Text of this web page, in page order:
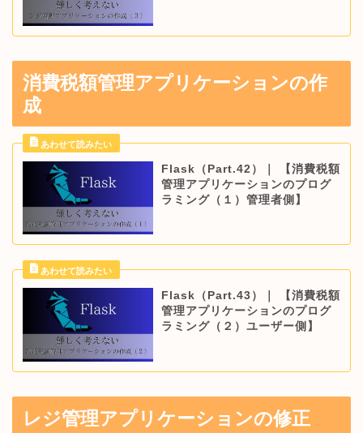
消費税額管理アプリケーションの作
成
Flask（Part.42）｜ 【消費税額
管理アプリケーションのプログ
ラミング（１）管理者側】
Flask（Part.43）｜ 【消費税額
管理アプリケーションのプログ
ラミング（２）ユーザー側】
レジ管理アプリケーションの修正